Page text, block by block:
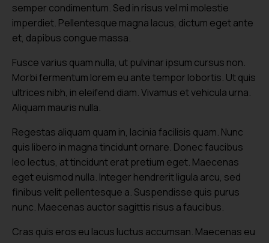
semper condimentum. Sed in risus vel mi molestie
imperdiet. Pellentesque magna lacus, dictum eget ante
et, dapibus congue massa.
Fusce varius quam nulla, ut pulvinar ipsum cursus non.
Morbi fermentum lorem eu ante tempor lobortis. Ut quis
ultrices nibh, in eleifend diam. Vivamus et vehicula urna.
Aliquam mauris nulla.
Regestas aliquam quam in, lacinia facilisis quam. Nunc
quis libero in magna tincidunt ornare. Donec faucibus
leo lectus, at tincidunt erat pretium eget. Maecenas
eget euismod nulla. Integer hendrerit ligula arcu, sed
finibus velit pellentesque a. Suspendisse quis purus
nunc. Maecenas auctor sagittis risus a faucibus.
Cras quis eros eu lacus luctus accumsan. Maecenas eu